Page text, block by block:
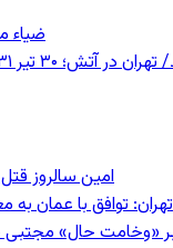
ضیاء
بهارستان چه خبر بود؟
35 امین سالروز
تهران: توافق با عمان
«وخامت حال» مجتبی